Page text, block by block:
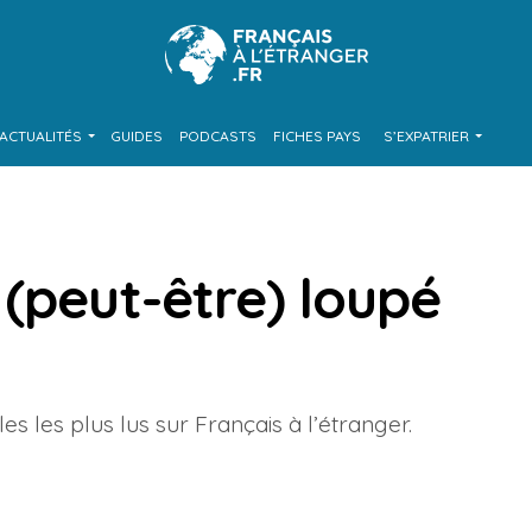
GUIDES PODCASTS FICHES PAYS S’EXPATRIER
être) loupé
les plus lus sur Français à l’étranger.